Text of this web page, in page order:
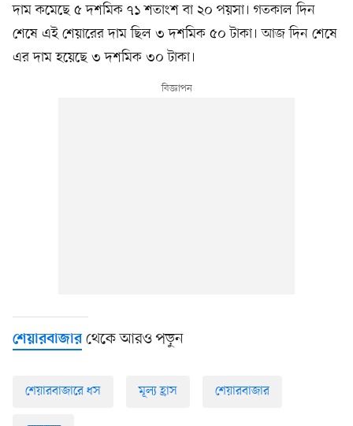
দাম কমেছে ৫ দশমিক ৭১ শতাংশ বা ২০ পয়সা। গতকাল দিন
শেষে এই শেয়ারের দাম ছিল ৩ দশমিক ৫০ টাকা। আজ দিন শেষে
এর দাম হয়েছে ৩ দশমিক ৩০ টাকা।
শেয়ারবাজারথেকে আরও পড়ুন
শেয়ারবাজারে ধস মূল্য হ্রাস শেয়ারবাজার